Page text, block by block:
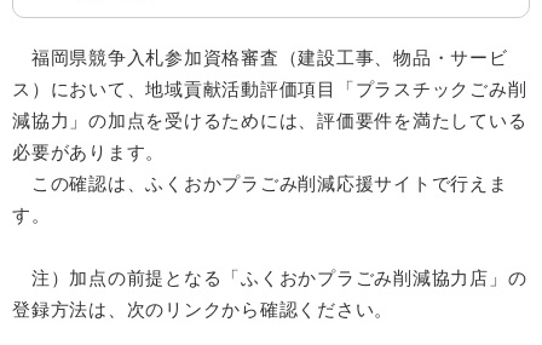
福岡県競争入札参加資格審査（建設工事、物品・サービ
ス）において、地域貢献活動評価項目「プラスチックごみ削
減協力」の加点を受けるためには、評価要件を満たしている
必要があります。
この確認は、ふくおかプラごみ削減応援サイトで行えま
す。
注）加点の前提となる「ふくおかプラごみ削減協力店」の
登録方法は、次のリンクから確認ください。